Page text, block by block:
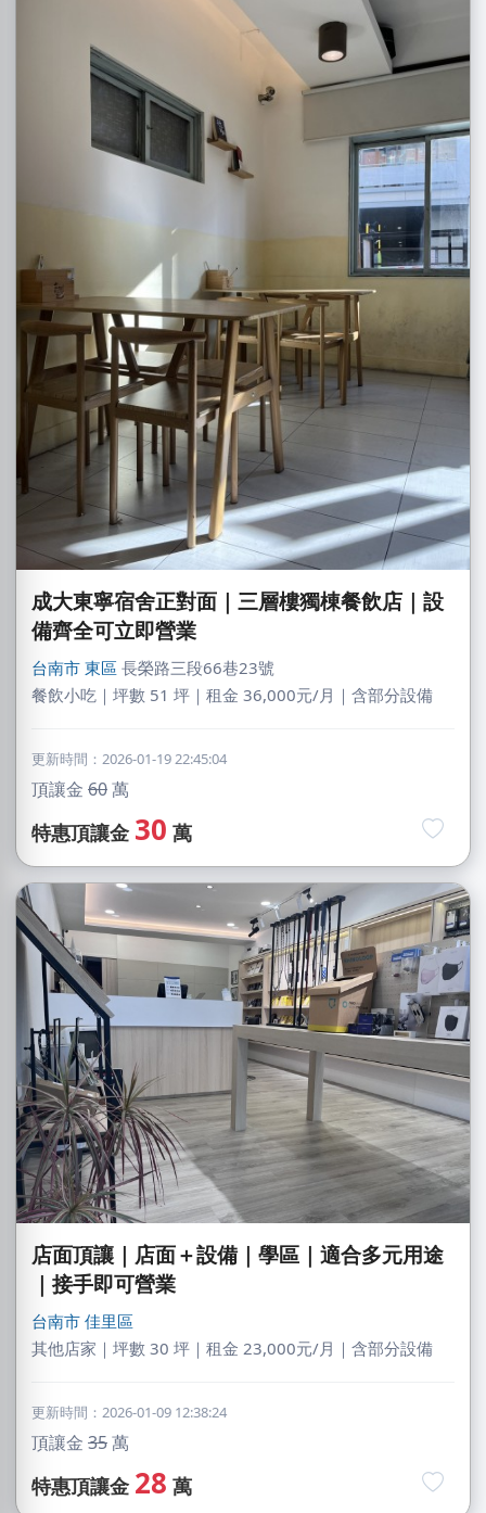
成大東寧宿舍正對面｜三層樓獨棟餐飲店｜設
備齊全可立即營業
台南市 東區 長榮路三段66巷23號
餐飲小吃｜坪數 51 坪｜租金 36,000元/月｜含部分設備
更新時間：2026-01-19 22:45:04
頂讓金 60萬
特惠頂讓金 30 萬
店面頂讓｜店面＋設備｜學區｜適合多元用途
｜接手即可營業
台南市 佳里區
其他店家｜坪數 30 坪｜租金 23,000元/月｜含部分設備
更新時間：2026-01-09 12:38:24
頂讓金 35萬
特惠頂讓金 28 萬